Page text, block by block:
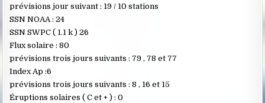
prévisions jour suivant : 19 / 10 stations
SSN NOAA : 24
SSN SWPC ( 1.1 k ) 26
Flux solaire : 80
prévisions trois jours suivants : 79 , 78 et 77
Index Ap :6
prévisions trois jours suivants : 8 , 16 et 15
Éruptions solaires ( C et + ) : 0